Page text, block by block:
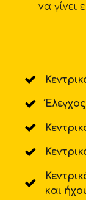
να γίνει
και